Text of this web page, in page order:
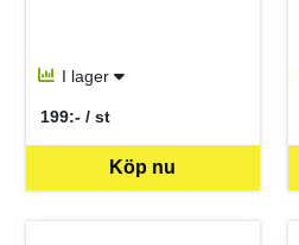
I lager
Köp nu
199:- / st
SEK per ST